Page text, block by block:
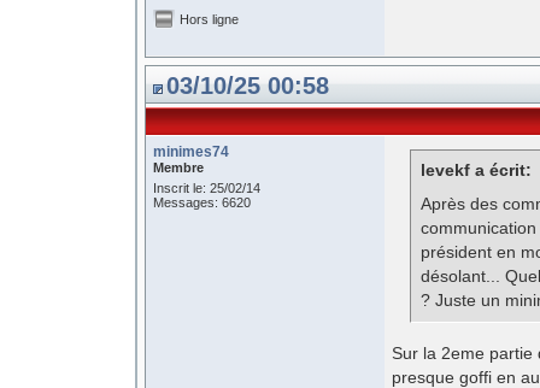
Hors ligne
03/10/25 00:58
minimes74
Membre
Inscrit le: 25/02/14
Messages: 6620
levekf a écrit:
Après des
président en
désolant...
? Juste un
Sur la 2eme
presque goffi en